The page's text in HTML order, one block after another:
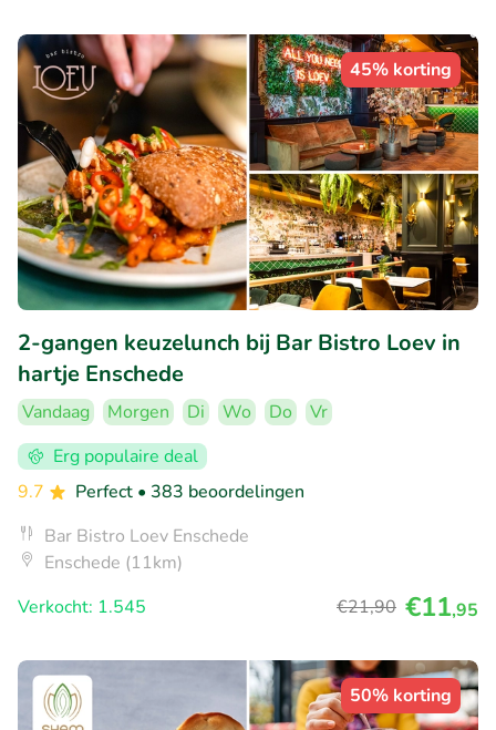
45% korting
2-gangen keuzelunch bij Bar Bistro Loev in
hartje Enschede
Vandaag Morgen Di Wo Do
Vr
Erg populaire deal
9.7
Perfect • 383 beoordelingen
Bar Bistro Loev Enschede
Enschede (11km)
Verkocht: 1.545
€21,90 €11,95
50% korting